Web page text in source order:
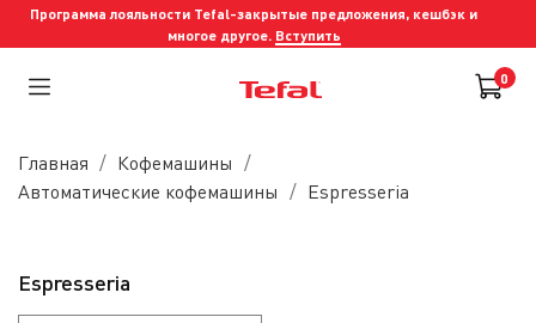
Программа лояльности Tefal-закрытые предложения, кешбэк и
многое другое. Вступить
0
Главная
Кофемашины
Автоматические кофемашины
Espresseria
Espresseria